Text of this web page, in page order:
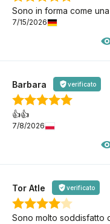
Sono in forma come
7/15/2026
Barbara verificato
👍️👍️
7/8/2026
Tor Atle verificato
Sono molto soddisfatto